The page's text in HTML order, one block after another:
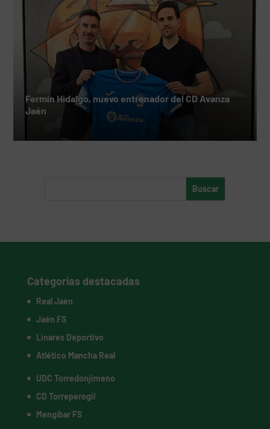
Fermín Hidalgo, nuevo entrenador del CD Avanza
Jaén
Categorías destacadas
Real Jaén
Jaén FS
Linares Deportivo
Atlético Mancha Real
UDC Torredonjimeno
CD Torreperogil
Mengíbar FS